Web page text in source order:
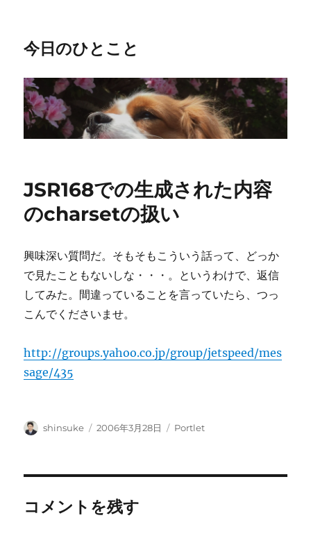
今日のひとこと
JSR168での生成された内容
のcharsetの扱い
興味深い質問だ。そもそもこういう話って、どっか
で見たこともないしな・・・。というわけで、返信
してみた。間違っていることを言っていたら、つっ
こんでくださいませ。
http://groups.yahoo.co.jp/group/jetspeed/mes
sage/435
投
shinsuke
投
2006年3月28日
カ
Portlet
コメントを残す